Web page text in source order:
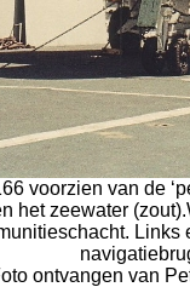
voorzien van de
het zeewater
ontvangen van